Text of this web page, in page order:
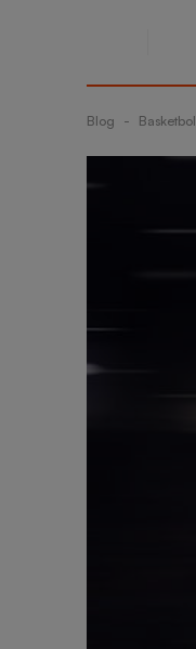
Blog - Basketbol